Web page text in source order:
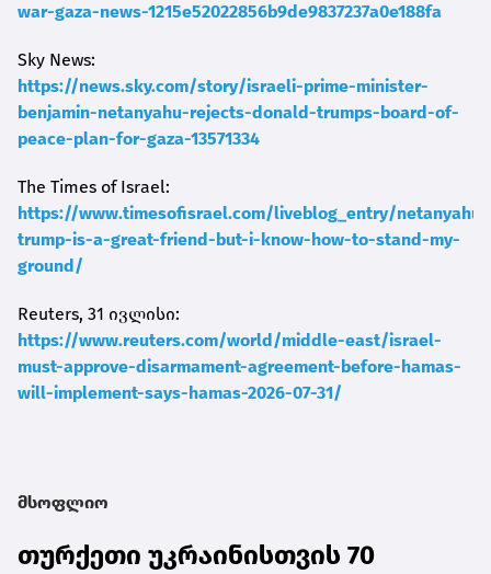
war-gaza-news-1215e52022856b9de9837237a0e188fa
Sky News:
https://news.sky.com/story/israeli-prime-minister-
benjamin-netanyahu-rejects-donald-trumps-board-of-
peace-plan-for-gaza-13571334
The Times of Israel:
https://www.timesofisrael.com/liveblog_entry/netanyahu-
trump-is-a-great-friend-but-i-know-how-to-stand-my-
ground/
Reuters, 31 ივლისი:
https://www.reuters.com/world/middle-east/israel-
must-approve-disarmament-agreement-before-hamas-
will-implement-says-hamas-2026-07-31/
მსოფლიო
თურქეთი უკრაინისთვის 70